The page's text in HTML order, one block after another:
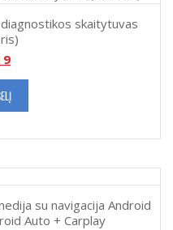
skaitytuvas
9
su navigacija Android
Auto + Carplay